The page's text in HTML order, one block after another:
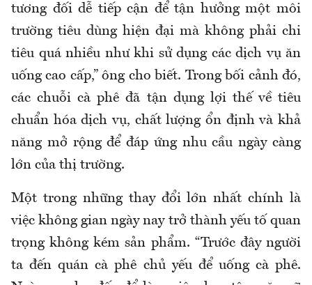
tương đối dễ tiếp cận để tận hưởng một môi
trường tiêu dùng hiện đại mà không phải chi
tiêu quá nhiều như khi sử dụng các dịch vụ ăn
uống cao cấp,” ông cho biết. Trong bối cảnh đó,
các chuỗi cà phê đã tận dụng lợi thế về tiêu
chuẩn hóa dịch vụ, chất lượng ổn định và khả
năng mở rộng để đáp ứng nhu cầu ngày càng
lớn của thị trường.
Một trong những thay đổi lớn nhất chính là
việc không gian ngày nay trở thành yếu tố quan
trọng không kém sản phẩm. “Trước đây người
ta đến quán cà phê chủ yếu để uống cà phê.